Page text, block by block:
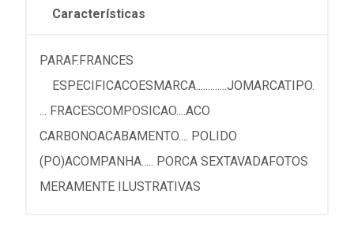
Características
PARAF.FRANCES
ESPECIFICACOESMARCA.............JOMARCATIPO.
... FRACESCOMPOSICAO....ACO
CARBONOACABAMENTO.... POLIDO
(PO)ACOMPANHA..... PORCA SEXTAVADAFOTOS
MERAMENTE ILUSTRATIVAS